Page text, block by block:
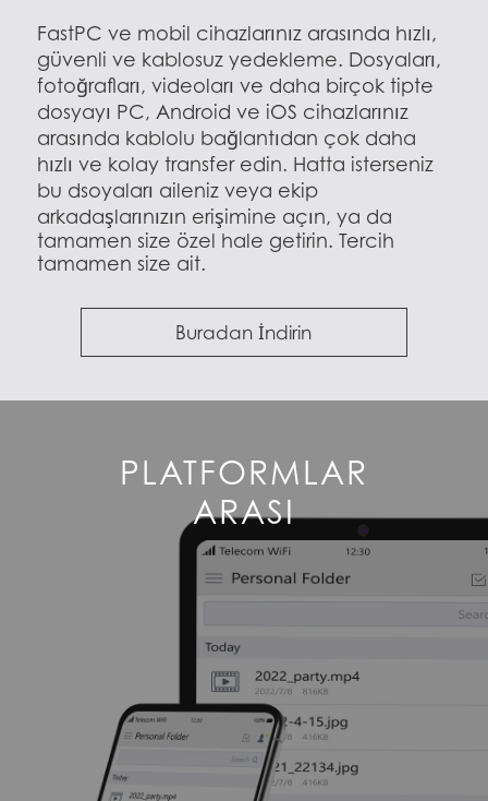
FastPC ve mobil cihazlarınız arasında hızlı,
güvenli ve kablosuz yedekleme. Dosyaları,
fotoğrafları, videoları ve daha birçok tipte
dosyayı PC, Android ve iOS cihazlarınız
arasında kablolu bağlantıdan çok daha
hızlı ve kolay transfer edin. Hatta isterseniz
bu dsoyaları aileniz veya ekip
arkadaşlarınızın erişimine açın, ya da
tamamen size özel hale getirin. Tercih
tamamen size ait.
Buradan İndirin
PLATFORMLAR
ARASI